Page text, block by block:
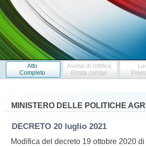
Atto
Completo
Avviso di rettifica
Errata corrige
MINISTERO DELLE POLITICHE
DECRETO 20 luglio 2021
Modifica del decreto 19 ottobre 2020